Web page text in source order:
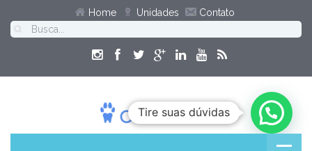
Home Unidades Contato
Tire suas dúvidas